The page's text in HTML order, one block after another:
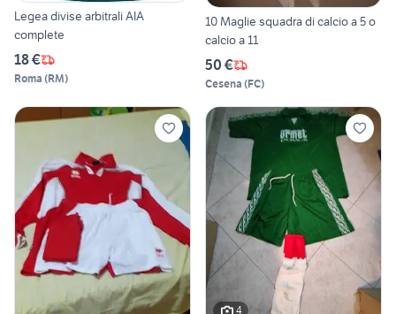
Legea divise arbitrali AIA
complete
18 €
Roma (RM)
10 Maglie squadra di calcio a 5 o
calcio a 11
50 €
Cesena (FC)
4